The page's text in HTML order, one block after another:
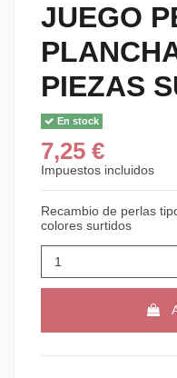
JUEGO
PIEZAS
En stock
7,25 €
Impuestos incluidos
Recambio de perlas
colores surtidos